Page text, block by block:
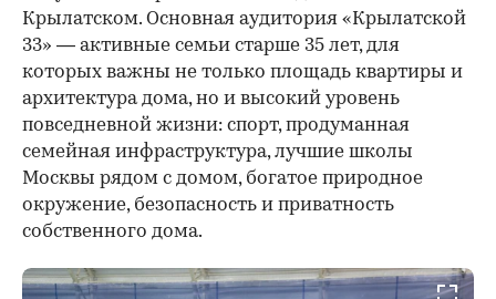
Крылатском. Основная аудитория «Крылатской
33» — активные семьи старше 35 лет, для
которых важны не только площадь квартиры и
архитектура дома, но и высокий уровень
повседневной жизни: спорт, продуманная
семейная инфраструктура, лучшие школы
Москвы рядом с домом, богатое природное
окружение, безопасность и приватность
собственного дома.